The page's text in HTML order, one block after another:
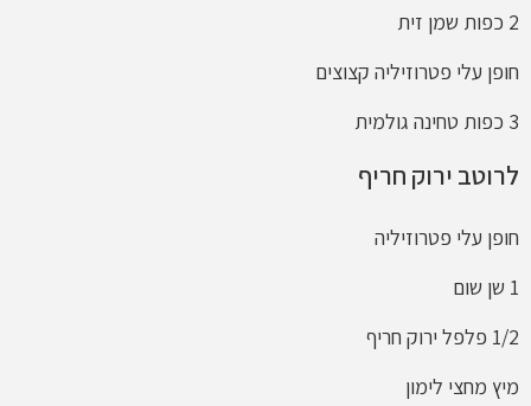
2 כפות שמן זית
חופן עלי פטרוזיליה קצוצים
3 כפות טחינה גולמית
לרוטב ירוק חריף
חופן עלי פטרוזיליה
1 שן שום
1/2 פלפל ירוק חריף
מיץ מחצי לימון